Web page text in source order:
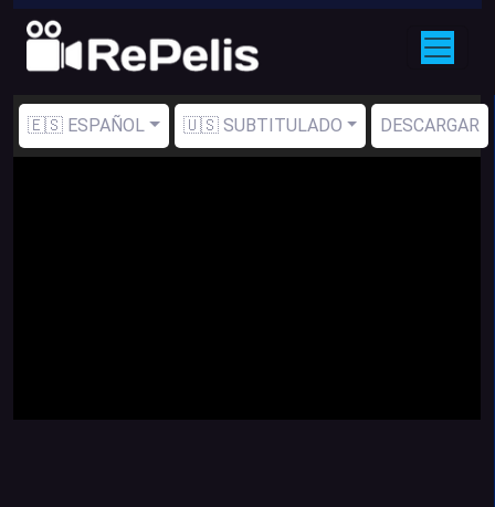
🇪🇸 ESPAÑOL 🇺🇸 SUBTITULADO DESCARGAR